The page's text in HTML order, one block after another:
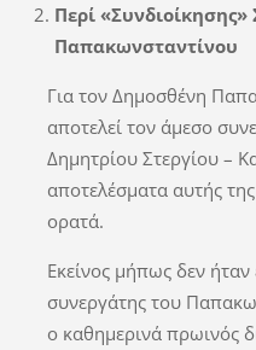
Περί «Συνδιοίκησης»
Παπακωνσταντίνου
Για τον Δημοσθένη
αποτελεί τον άμεσο
Δημητρίου Στεργίου –
αποτελέσματα αυτής
ορατά.
Εκείνος μήπως δεν
συνεργάτης του
ο καθημερινά πρωινός